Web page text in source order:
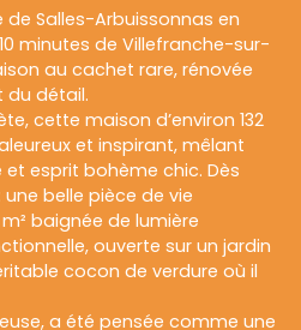
Salles-Arbuissonnas en
minutes de Villefranche-sur-
au cachet rare, rénovée
du détail.
cette maison d’environ 132
et inspirant, mêlant
esprit bohème chic. Dès
une belle pièce de vie
baignée de lumière
ouverte sur un jardin
cocon de verdure où il
a été pensée comme une